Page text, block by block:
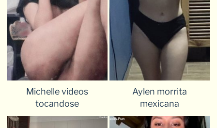
Michelle videos
tocandose
Aylen morrita
mexicana